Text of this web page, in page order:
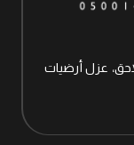
عزل أرضيات